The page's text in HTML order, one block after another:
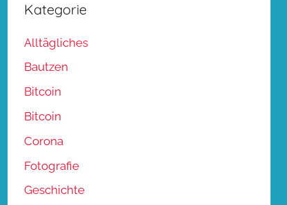
Kategorie
Alltägliches
Bautzen
Bitcoin
Bitcoin
Corona
Fotografie
Geschichte